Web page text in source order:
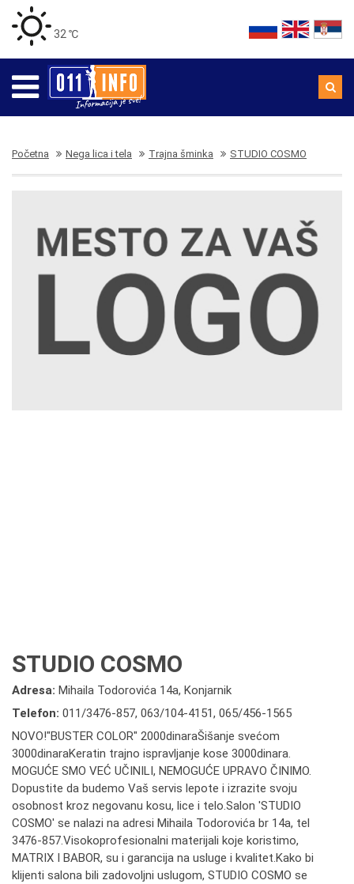
32 ℃
Početna Nega lica i tela Trajna šminka STUDIO COSMO
STUDIO COSMO
Adresa: Mihaila Todorovića 14a, Konjarnik
Telefon: 011/3476-857, 063/104-4151, 065/456-1565
NOVO!"BUSTER COLOR" 2000dinaraŠišanje svećom
3000dinaraKeratin trajno ispravljanje kose 3000dinara.
MOGUĆE SMO VEĆ UČINILI, NEMOGUĆE UPRAVO ČINIMO.
Dopustite da budemo Vaš servis lepote i izrazite svoju
osobnost kroz negovanu kosu, lice i telo.Salon 'STUDIO
COSMO' se nalazi na adresi Mihaila Todorovića br 14a, tel
3476-857.Visokoprofesionalni materijali koje koristimo,
MATRIX I BABOR, su i garancija na usluge i kvalitet.Kako bi
klijenti salona bili zadovoljni uslugom, STUDIO COSMO se